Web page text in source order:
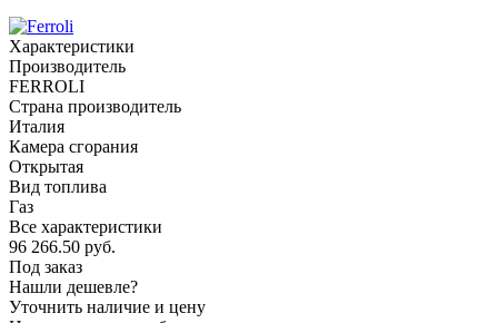
Характеристики
Производитель
FERROLI
Страна производитель
Италия
Камера сгорания
Открытая
Вид топлива
Газ
Все характеристики
96 266.50 руб.
Под заказ
Нашли дешевле?
Уточнить наличие и цену